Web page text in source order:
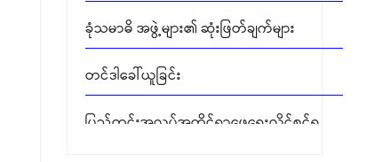
တင်ဒါခေါ်ယူခြင်း
ပြည်တွင်းအလုပ်အကိုင်ရှာဖွေရေးလိုင်စင်ရ